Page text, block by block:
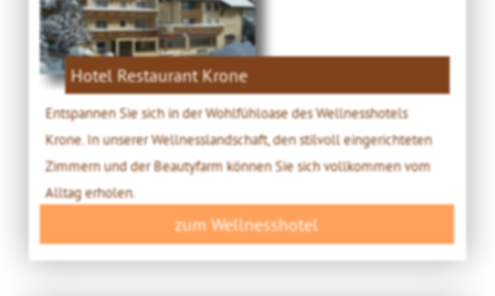
Hotel Restaurant Krone
Entspannen Sie sich in der Wohlfühloase des Wellnesshotels
Krone. In unserer Wellnesslandschaft, den stilvoll eingerichteten
Zimmern und der Beautyfarm können Sie sich vollkommen vom
Alltag erholen.
zum Wellnesshotel